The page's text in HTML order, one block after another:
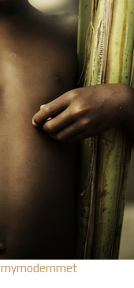
mymodernmet